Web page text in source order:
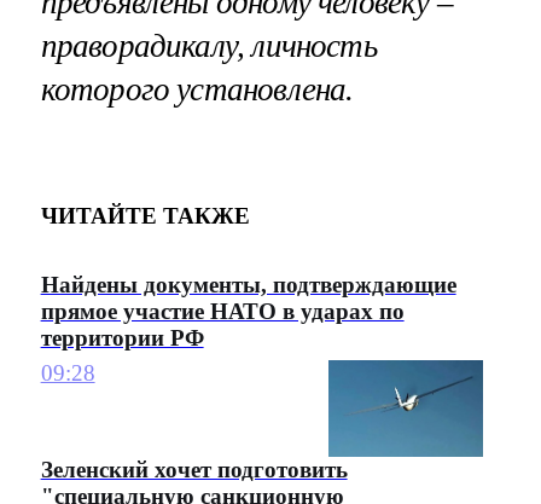
праворадикалу, личность
которого установлена.
ЧИТАЙТЕ ТАКЖЕ
Найдены документы, подтверждающие
прямое участие НАТО в ударах по
территории РФ
09:28
Зеленский хочет подготовить
"специальную санкционную